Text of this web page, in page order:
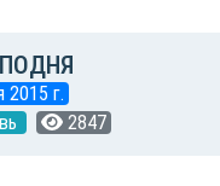
2015 г.
2847